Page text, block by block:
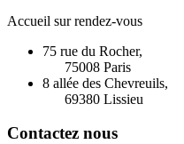
Accueil sur rendez-vous
75 rue du Rocher,
75008 Paris
8 allée des Chevreuils,
69380 Lissieu
Contactez nous